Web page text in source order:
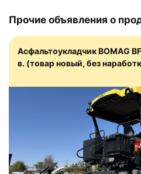
Прочие объявления о
Асфальтоукладчик BOMAG
в. (товар новый, без